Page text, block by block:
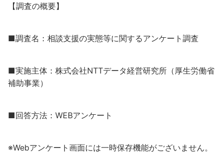
【調査の概要】
■調査名：相談支援の実態等に関するアンケート調査
■実施主体：株式会社NTTデータ経営研究所（厚生労働省
補助事業）
■回答方法：WEBアンケート
※Webアンケート画面には一時保存機能がございません。